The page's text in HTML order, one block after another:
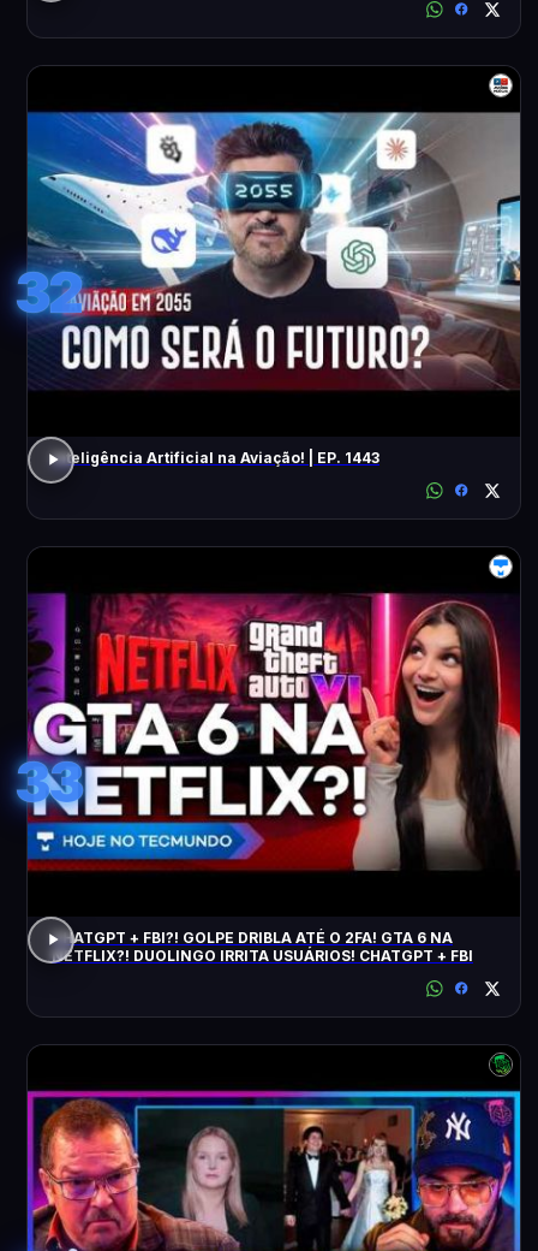
32
Inteligência Artificial na Aviação! | EP. 1443
33
CHATGPT + FBI?! GOLPE DRIBLA ATÉ O 2FA! GTA 6 NA
NETFLIX?! DUOLINGO IRRITA USUÁRIOS! CHATGPT + FBI